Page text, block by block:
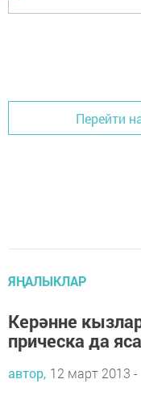
Перейти
ЯҢАЛЫКЛАР
Керәнне
прическа да
автор, 12 март 2013 -